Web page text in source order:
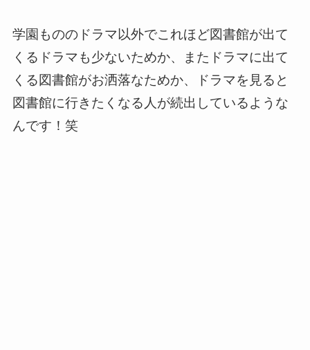
学園もののドラマ以外でこれほど図書館が出て
くるドラマも少ないためか、またドラマに出て
くる図書館がお洒落なためか、ドラマを見ると
図書館に行きたくなる人が続出しているような
んです！笑